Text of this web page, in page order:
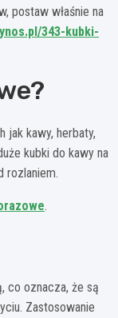
postaw właśnie na
343-kubki-
jak kawy, herbaty,
kubki do kawy na
rozlaniem.
.
co oznacza, że są
Zastosowanie